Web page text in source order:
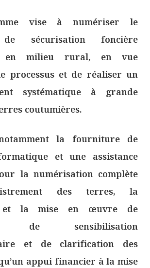
vise à numériser le
de sécurisation foncière
en milieu rural, en vue
processus et de réaliser un
systématique à grande
coutumières.
la fourniture de
et une assistance
la numérisation complète
des terres, la
et la mise en œuvre de
de sensibilisation
et de clarification des
appui financier à la mise